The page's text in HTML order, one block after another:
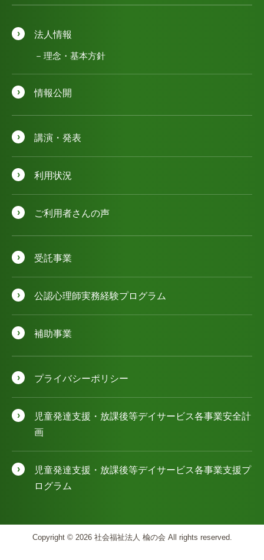
法人情報
理念・基本方針
情報公開
講演・発表
利用状況
ご利用者さんの声
受託事業
公認⼼理師実務経験プログラム
補助事業
プライバシーポリシー
児童発達⽀援・放課後等デイサービス各事業安全計
画
児童発達⽀援・放課後等デイサービス各事業⽀援プ
ログラム
Copyright © 2026 社会福祉法人 楡の会 All rights reserved.